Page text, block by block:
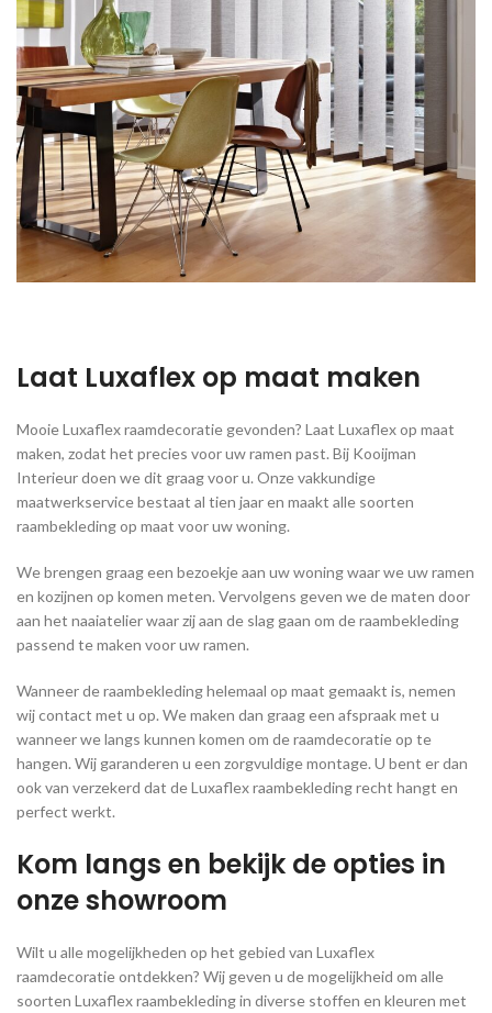
Laat Luxaflex op maat maken
Mooie Luxaflex raamdecoratie gevonden? Laat Luxaflex op maat
maken, zodat het precies voor uw ramen past. Bij Kooijman
Interieur doen we dit graag voor u. Onze vakkundige
maatwerkservice bestaat al tien jaar en maakt alle soorten
raambekleding op maat voor uw woning.
We brengen graag een bezoekje aan uw woning waar we uw ramen
en kozijnen op komen meten. Vervolgens geven we de maten door
aan het naaiatelier waar zij aan de slag gaan om de raambekleding
passend te maken voor uw ramen.
Wanneer de raambekleding helemaal op maat gemaakt is, nemen
wij contact met u op. We maken dan graag een afspraak met u
wanneer we langs kunnen komen om de raamdecoratie op te
hangen. Wij garanderen u een zorgvuldige montage. U bent er dan
ook van verzekerd dat de Luxaflex raambekleding recht hangt en
perfect werkt.
Kom langs en bekijk de opties in
onze showroom
Wilt u alle mogelijkheden op het gebied van Luxaflex
raamdecoratie ontdekken? Wij geven u de mogelijkheid om alle
soorten Luxaflex raambekleding in diverse stoffen en kleuren met